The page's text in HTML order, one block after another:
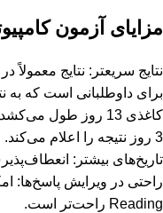
مزایای آزمون
برای داوطلبانی است که به
3 روز نتیجه را اعلام می‌کند.
تاریخ‌های بیشتر:
Reading راحت‌تر است.